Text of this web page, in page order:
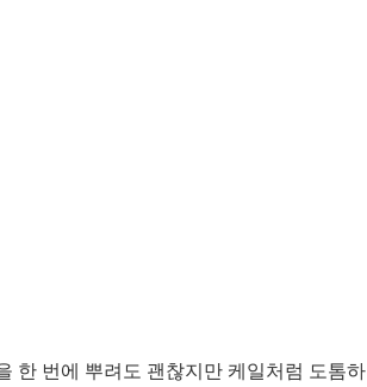
한 번에 뿌려도 괜찮지만 케일처럼 도톰하